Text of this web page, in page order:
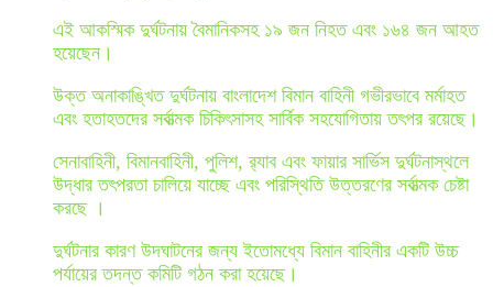
এই আকস্মিক দুর্ঘটনায় বৈমানিকসহ ১৯ জন নিহত এবং ১৬৪ জন আহত
হয়েছেন।
উক্ত অনাকাঙ্খিত দুর্ঘটনায় বাংলাদেশ বিমান বাহিনী গভীরভাবে মর্মাহত
এবং হতাহতদের সর্বাত্মক চিকিৎসাসহ সার্বিক সহযোগিতায় তৎপর রয়েছে।
সেনাবাহিনী, বিমানবাহিনী, পুলিশ, র‍্যাব এবং ফায়ার সার্ভিস দুর্ঘটনাস্থলে
উদ্ধার তৎপরতা চালিয়ে যাচ্ছে এবং পরিস্থিতি উত্তরণের সর্বাত্মক চেষ্টা
করছে ।
দুর্ঘটনার কারণ উদঘাটনের জন্য ইতোমধ্যে বিমান বাহিনীর একটি উচ্চ
পর্যায়ের তদন্ত কমিটি গঠন করা হয়েছে।